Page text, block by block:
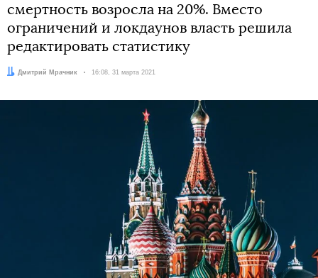
смертность возросла на 20%. Вместо
ограничений и локдаунов власть решила
редактировать статистику
Автор:
Дмитрий Мрачник Дата:
16:08, 31 марта 2021